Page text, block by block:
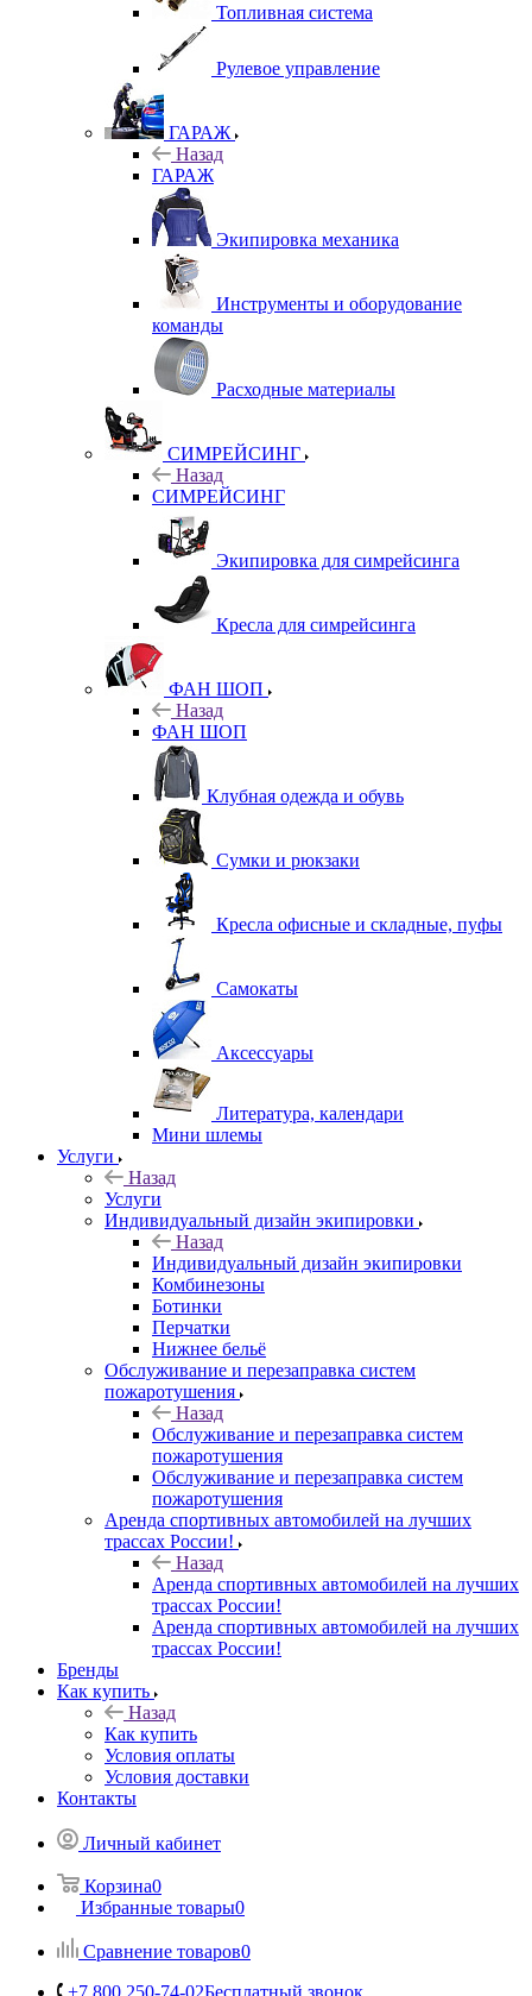
Топливная система
Рулевое управление
ГАРАЖ
Назад
ГАРАЖ
Экипировка механика
Инструменты и оборудование
команды
Расходные материалы
СИМРЕЙСИНГ
Назад
СИМРЕЙСИНГ
Экипировка для симрейсинга
Кресла для симрейсинга
ФАН ШОП
Назад
ФАН ШОП
Клубная одежда и обувь
Сумки и рюкзаки
Кресла офисные и складные, пуфы
Самокаты
Аксессуары
Литература, календари
Мини шлемы
Услуги
Назад
Услуги
Индивидуальный дизайн экипировки
Назад
Индивидуальный дизайн экипировки
Комбинезоны
Ботинки
Перчатки
Нижнее бельё
Обслуживание и перезаправка систем
пожаротушения
Назад
Обслуживание и перезаправка систем
пожаротушения
Обслуживание и перезаправка систем
пожаротушения
Аренда спортивных автомобилей на лучших
трассах России!
Назад
Аренда спортивных автомобилей на лучших
трассах России!
Аренда спортивных автомобилей на лучших
трассах России!
Бренды
Как купить
Назад
Как купить
Условия оплаты
Условия доставки
Контакты
Личный кабинет
Корзина0
Избранные товары0
Сравнение товаров0
+7 800 250-74-02Бесплатный звонок